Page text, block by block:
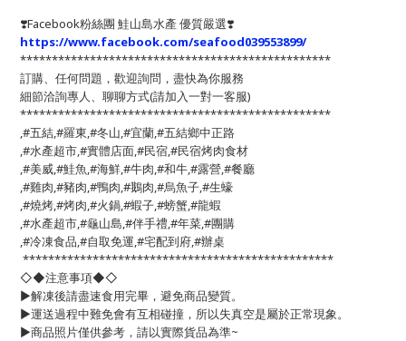
❣️Facebook粉絲團 鮭山島水產 優質嚴選❣️
https://www.facebook.com/seafood039553899/
*************************************************
訂購、任何問題，歡迎詢問，盡快為你服務
細節洽詢專人、聊聊方式(請加入一對一客服)
*************************************************
,#五結,#羅東,#冬山,#宜蘭,#五結鄉中正路
,#水產超市,#實體店面,#民宿,#民宿烤肉食材
,#美威,#鮭魚,#海鮮,#牛肉,#和牛,#露營,#餐廳
,#雞肉,#豬肉,#鴨肉,#鵝肉,#烏魚子,#生蠔
,#燒烤,#烤肉,#火鍋,#蝦子,#螃蟹,#龍蝦
,#水產超市,#龜山島,#伴手禮,#年菜,#團購
,#冷凍食品,#自取免運,#宅配到府,#辦桌
*************************************************
◇◆注意事項◆◇
▶️解凍後請盡速食用完畢，避免商品變質。
▶️運送過程中難免會有互相碰撞，所以失真空是屬於正常現象。
▶️商品照片僅供參考，請以實際貨品為準~